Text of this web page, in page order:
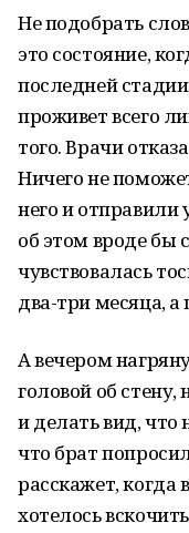
Не подобрать
это состояние,
последней
проживет всего
того. Врачи
Ничего не
него и отправили
об этом вроде бы
чувствовалась
два-три месяца,
А вечером
головой об
и делать вид, что
что брат
расскажет, когда
хотелось